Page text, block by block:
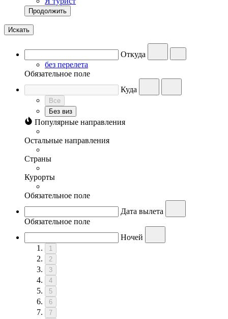
Продолжить
Искать
Откуда
без перелета
Обязательное поле
Куда
Все
Без виз
Популярные направления
Остальные направления
Страны
Курорты
Обязательное поле
Дата вылета
Обязательное поле
Ночей
1
2
3
4
5
6
7